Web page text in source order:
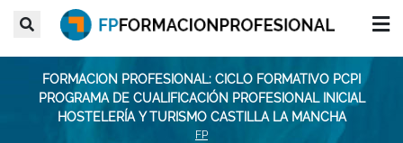
FORMACION PROFESIONAL: CICLO FORMATIVO PCPI
PROGRAMA DE CUALIFICACIÓN PROFESIONAL INICIAL
HOSTELERÍA Y TURISMO CASTILLA LA MANCHA
FP